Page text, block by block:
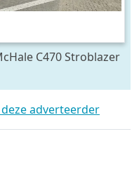
C470 Stroblazer
adverteerder